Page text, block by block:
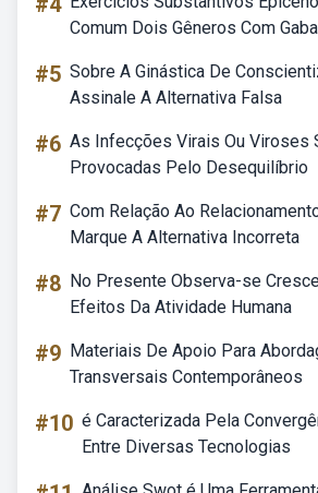
Comum Dois Gêneros Com
#5 Sobre A Ginástica De
Assinale A Alternativa Falsa
#6 As Infecções Virais Ou Viroses
Provocadas Pelo Desequilíbrio
#7 Com Relação Ao
Marque A Alternativa Incorreta
#8 No Presente Observa-se
Efeitos Da Atividade Humana
#9 Materiais De Apoio Para
Transversais Contemporâneos
#10 é Caracterizada Pela
Entre Diversas Tecnologias